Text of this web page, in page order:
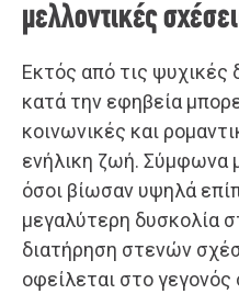
μελλοντικές
Εκτός από τις ψυχικές
κατά την εφηβεία
κοινωνικές και
ενήλικη ζωή. Σύμφωνα
όσοι βίωσαν υψηλά
μεγαλύτερη δυσκολία
διατήρηση στενών
οφείλεται στο γεγονός